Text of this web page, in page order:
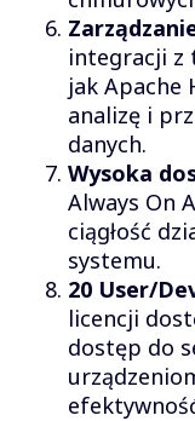
integracji z
jak Apache
analizę i
danych.
Wysoka
Always On
ciągłość
systemu.
20 User/
licencji
dostęp do